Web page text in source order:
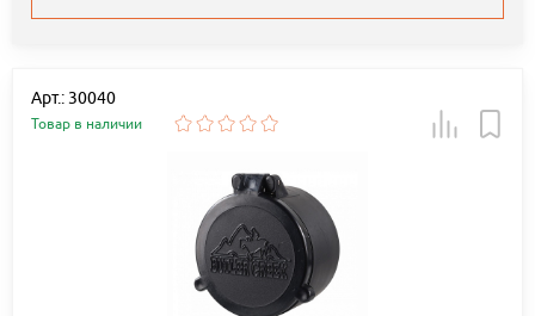
Арт.: 30040
Товар в наличии